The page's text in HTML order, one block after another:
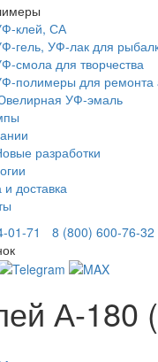
клей, СА
гель, УФ-лак для
смола для творчества
полимеры для ремонта
УФ-эмаль
разработки
доставка
01-71
8 (800) 600-76-32
А-180